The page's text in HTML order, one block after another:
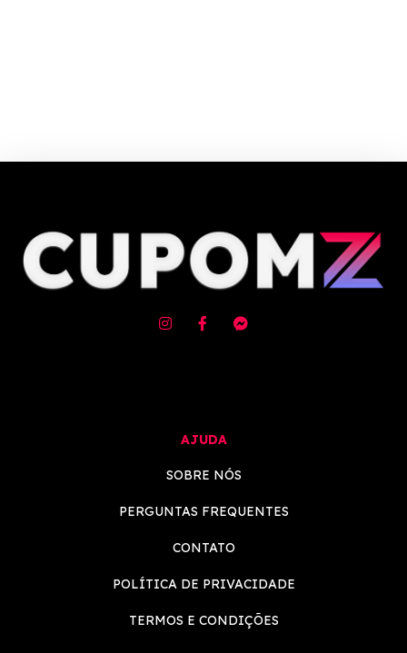
AJUDA
SOBRE NÓS
PERGUNTAS FREQUENTES
CONTATO
POLÍTICA DE PRIVACIDADE
TERMOS E CONDIÇÕES